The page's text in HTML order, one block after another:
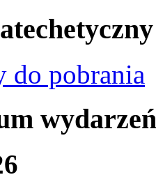
do pobrania
wydarzeń